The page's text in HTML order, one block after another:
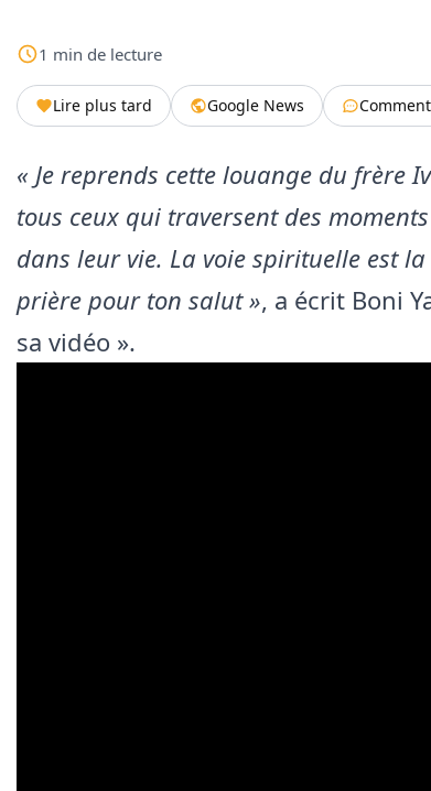
1 min de lecture
Lire plus tard Google News
« Je reprends cette louange du frère
tous ceux qui traversent des
dans leur vie. La voie spirituelle est
prière pour ton salut », a écrit Boni
sa vidéo ».